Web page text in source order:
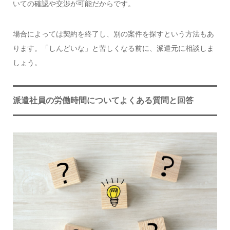
いての確認や交渉が可能だからです。
場合によっては契約を終了し、別の案件を探すという方法もあ
ります。「しんどいな」と苦しくなる前に、派遣元に相談しま
しょう。
派遣社員の労働時間についてよくある質問と回答